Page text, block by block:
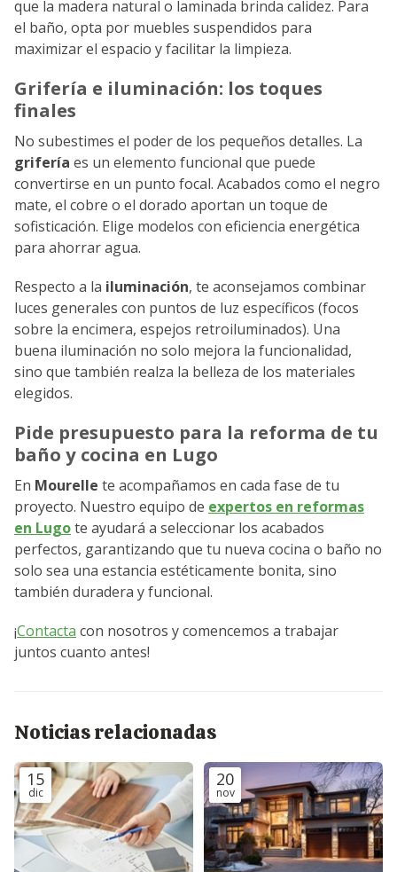
que la madera natural o laminada brinda calidez. Para
el baño, opta por muebles suspendidos para
maximizar el espacio y facilitar la limpieza.
Grifería e iluminación: los toques
finales
No subestimes el poder de los pequeños detalles. La
grifería es un elemento funcional que puede
convertirse en un punto focal. Acabados como el negro
mate, el cobre o el dorado aportan un toque de
sofisticación. Elige modelos con eficiencia energética
para ahorrar agua.
Respecto a la iluminación, te aconsejamos combinar
luces generales con puntos de luz específicos (focos
sobre la encimera, espejos retroiluminados). Una
buena iluminación no solo mejora la funcionalidad,
sino que también realza la belleza de los materiales
elegidos.
Pide presupuesto para la reforma de tu
baño y cocina en Lugo
En Mourelle te acompañamos en cada fase de tu
proyecto. Nuestro equipo de expertos en reformas
en Lugote ayudará a seleccionar los acabados
perfectos, garantizando que tu nueva cocina o baño no
solo sea una estancia estéticamente bonita, sino
también duradera y funcional.
¡Contacta con nosotros y comencemos a trabajar
juntos cuanto antes!
Noticias relacionadas
15
dic
20
nov